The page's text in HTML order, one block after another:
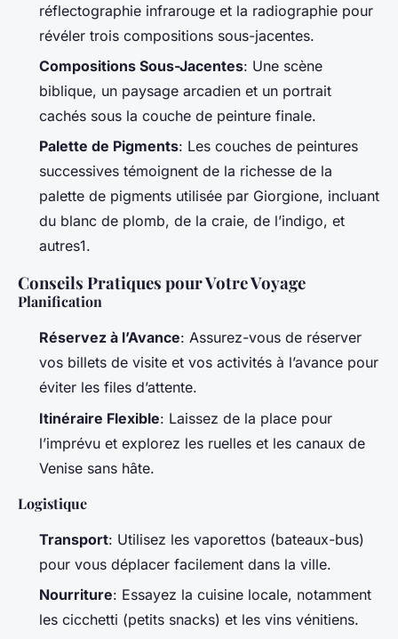
réflectographie infrarouge et la radiographie pour
révéler trois compositions sous-jacentes.
Compositions Sous-Jacentes: Une scène
biblique, un paysage arcadien et un portrait
cachés sous la couche de peinture finale.
Palette de Pigments: Les couches de peintures
successives témoignent de la richesse de la
palette de pigments utilisée par Giorgione, incluant
du blanc de plomb, de la craie, de l’indigo, et
autres1.
Conseils Pratiques pour Votre Voyage
Planification
Réservez à l’Avance: Assurez-vous de réserver
vos billets de visite et vos activités à l’avance pour
éviter les files d’attente.
Itinéraire Flexible: Laissez de la place pour
l’imprévu et explorez les ruelles et les canaux de
Venise sans hâte.
Logistique
Transport: Utilisez les vaporettos (bateaux-bus)
pour vous déplacer facilement dans la ville.
Nourriture: Essayez la cuisine locale, notamment
les cicchetti (petits snacks) et les vins vénitiens.